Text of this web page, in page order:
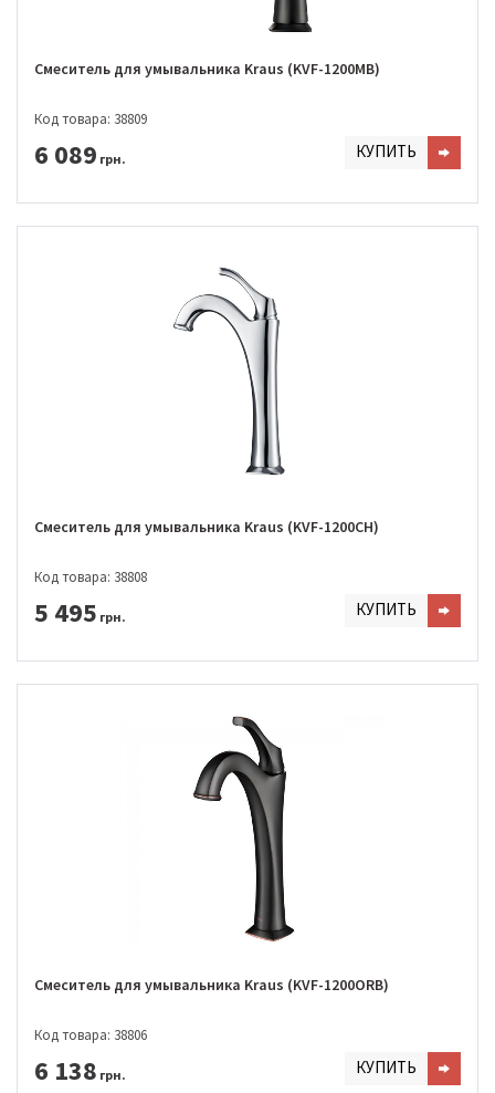
Смеситель для умывальника Kraus (KVF-1200MB)
Код товара: 38809
6 089 грн. КУПИТЬ
Смеситель для умывальника Kraus (KVF-1200CH)
Код товара: 38808
5 495 грн. КУПИТЬ
Смеситель для умывальника Kraus (KVF-1200ORB)
Код товара: 38806
6 138 грн. КУПИТЬ